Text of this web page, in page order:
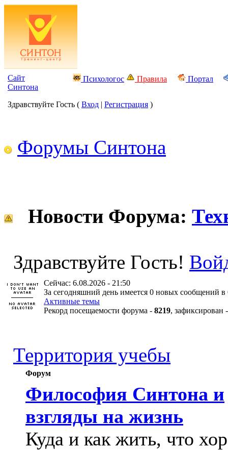
Сайт
Синтона
Психологос Правила Портал
Здравствуйте Гость ( Вход | Регистрация )
Форумы Синтона
Новости Форума:
Здравствуйте Гость!
Сейчас: 6.08.2026 - 21:50
За сегодняшний день имеется 0 новых сообщений в
Активные темы
Рекорд посещаемости форума - 8219, зафиксирован
Территория учебы
Форум
Философия Синтона и
взгляды на жизнь
Куда и как жить, что